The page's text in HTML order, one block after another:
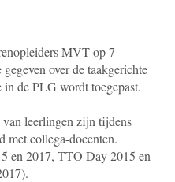
MVT op 7
over de taakgerichte
de PLG wordt toegepast.
leerlingen zijn tijdens
met collega-docenten.
en 2017, TTO Day 2015 en